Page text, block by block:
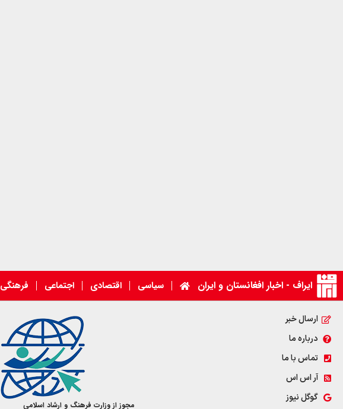
ایراف - اخبار افغانستان و ایران سیاسی اقتصادی اجتماعی فرهنگی
ارسال خبر
درباره ما
تماس با ما
آر اس اس
گوگل نیوز
مجوز از وزارت فرهنگ و ارشاد اسلامی